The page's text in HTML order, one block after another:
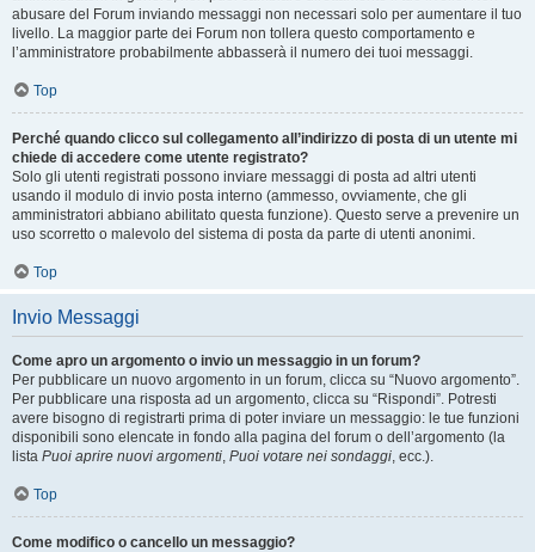
abusare del Forum inviando messaggi non necessari solo per aumentare il tuo
livello. La maggior parte dei Forum non tollera questo comportamento e
l’amministratore probabilmente abbasserà il numero dei tuoi messaggi.
Top
Perché quando clicco sul collegamento all’indirizzo di posta di un utente mi
chiede di accedere come utente registrato?
Solo gli utenti registrati possono inviare messaggi di posta ad altri utenti
usando il modulo di invio posta interno (ammesso, ovviamente, che gli
amministratori abbiano abilitato questa funzione). Questo serve a prevenire un
uso scorretto o malevolo del sistema di posta da parte di utenti anonimi.
Top
Invio Messaggi
Come apro un argomento o invio un messaggio in un forum?
Per pubblicare un nuovo argomento in un forum, clicca su “Nuovo argomento”.
Per pubblicare una risposta ad un argomento, clicca su “Rispondi”. Potresti
avere bisogno di registrarti prima di poter inviare un messaggio: le tue funzioni
disponibili sono elencate in fondo alla pagina del forum o dell’argomento (la
lista Puoi aprire nuovi argomenti, Puoi votare nei sondaggi, ecc.).
Top
Come modifico o cancello un messaggio?